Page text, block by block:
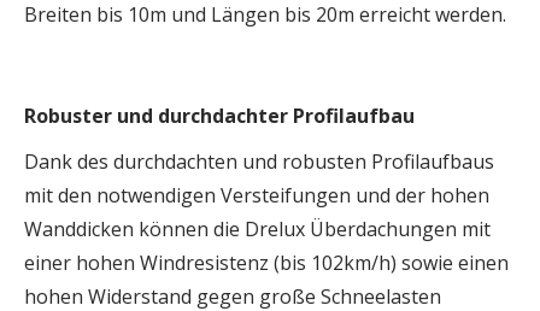
Breiten bis 10m und Längen bis 20m erreicht werden.
Robuster und durchdachter Profilaufbau
Dank des durchdachten und robusten Profilaufbaus
mit den notwendigen Versteifungen und der hohen
Wanddicken können die Drelux Überdachungen mit
einer hohen Windresistenz (bis 102km/h) sowie einen
hohen Widerstand gegen große Schneelasten